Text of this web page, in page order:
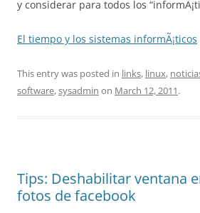
y considerar para todos los
El tiempo y los sistemas informÃ¡ticos
This entry was posted in links, linux,
software,sysadmin on March 12, 2011.
Tips: Deshabilitar ventana
fotos de facebook